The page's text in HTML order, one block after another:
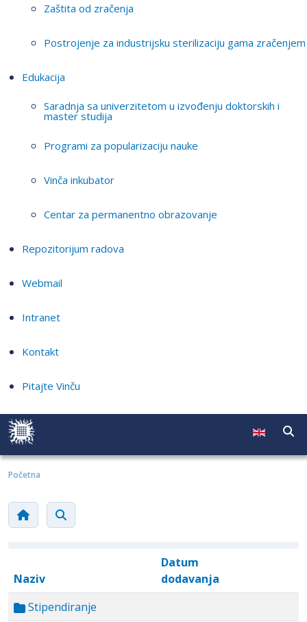
Zaštita od zračenja
Postrojenje za industrijsku sterilizaciju gama zračenjem
Edukacija
Saradnja sa univerzitetom u izvođenju doktorskih i
master studija
Programi za popularizaciju nauke
Vinča inkubator
Centar za permanentno obrazovanje
Repozitorijum radova
Webmail
Intranet
Kontakt
Pitajte Vinču
Početna
Naziv
Datum
dodavanja
Stipendiranje